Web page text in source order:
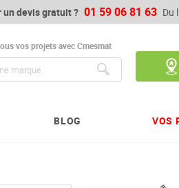
un devis gratuit ? 01 59 06 81 63 Du
vos projets avec Cmesmat
BLOG VOS